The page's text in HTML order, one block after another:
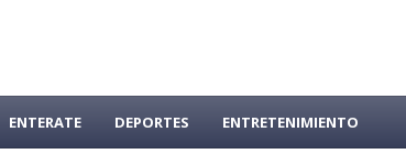
ENTERATE DEPORTES ENTRETENIMIENTO